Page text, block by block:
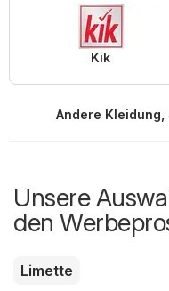
Kik
Andere
Unsere
den
Limette